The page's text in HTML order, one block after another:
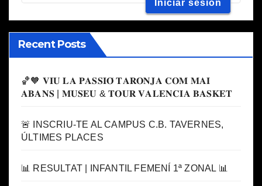
Recent Posts
🏀🧡 𝐕𝐈𝐔 𝐋𝐀 𝐏𝐀𝐒𝐒𝐈𝐎́ 𝐓𝐀𝐑𝐎𝐍𝐉𝐀 𝐂𝐎𝐌 𝐌𝐀𝐈
𝐀𝐁𝐀𝐍𝐒 | 𝐌𝐔𝐒𝐄𝐔 & 𝐓𝐎𝐔𝐑 𝐕𝐀𝐋𝐄𝐍𝐂𝐈𝐀 𝐁𝐀𝐒𝐊𝐄𝐓
🚨 INSCRIU-TE AL CAMPUS C.B. TAVERNES,
ÚLTIMES PLACES
📊 RESULTAT | INFANTIL FEMENÍ 1ª ZONAL 📊